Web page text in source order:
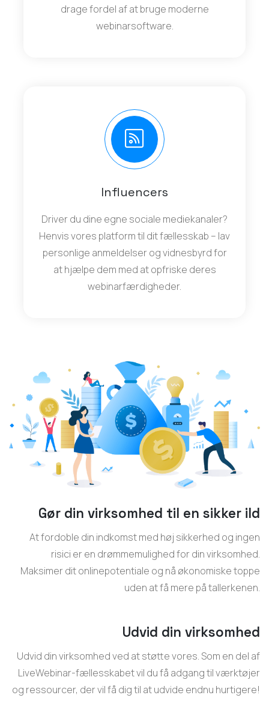
drage fordel af at bruge moderne
webinarsoftware.
Influencers
Driver du dine egne sociale mediekanaler?
Henvis vores platform til dit fællesskab – lav
personlige anmeldelser og vidnesbyrd for
at hjælpe dem med at opfriske deres
webinarfærdigheder.
Gør din virksomhed til en sikker ild
At fordoble din indkomst med høj sikkerhed og ingen
risici er en drømmemulighed for din virksomhed.
Maksimer dit onlinepotentiale og nå økonomiske toppe
uden at få mere på tallerkenen.
Udvid din virksomhed
Udvid din virksomhed ved at støtte vores. Som en del af
LiveWebinar-fællesskabet vil du få adgang til værktøjer
og ressourcer, der vil få dig til at udvide endnu hurtigere!